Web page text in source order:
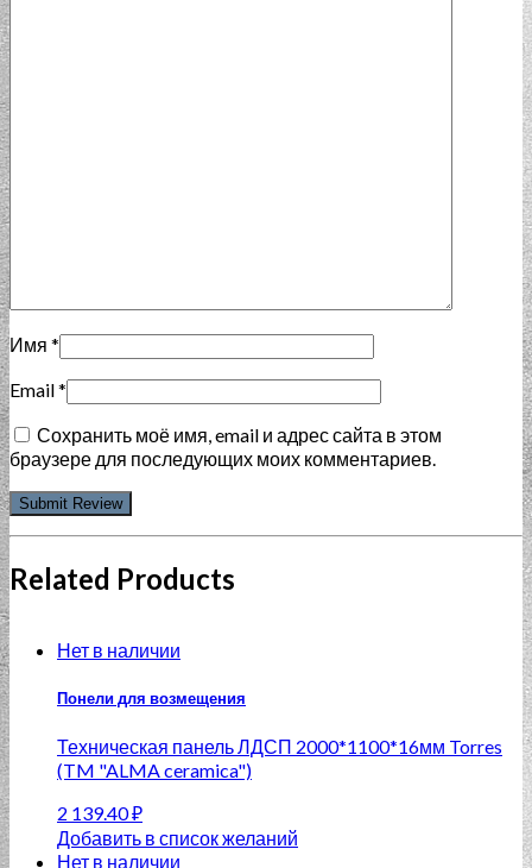
Имя *
Email*
Сохранить моё имя, email и адрес сайта в этом
браузере для последующих моих комментариев.
Related Products
Нет в наличии
Понели для возмещения
Техническая панель ЛДСП 2000*1100*16мм Torres
(TM "ALMA ceramica")
2 139.40₽
Добавить в список желаний
Нет в наличии